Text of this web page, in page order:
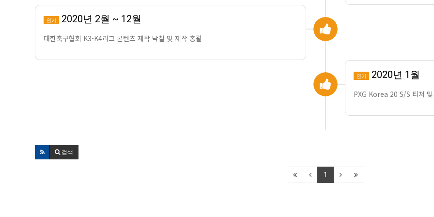
인기 2020년 2월 ~ 12월
대한축구협회 K3-K4리그 콘텐츠 제작 낙찰 및 제작 총괄
인기 2020년 1월
PXG Korea 20 S/S 티저
검색
1